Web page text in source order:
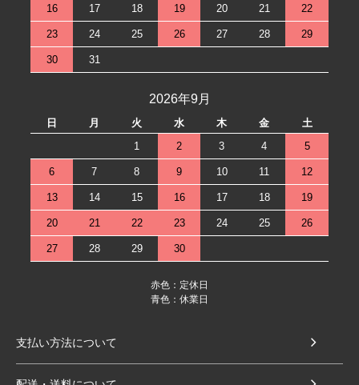
16 17 18 19 20 21 22
23 24 25 26 27 28 29
30 31
2026年9月
日 月 火 水 木 金
土
1
2 3 4 5
6 7 8 9 10 11 12
13 14 15 16 17 18 19
20 21 22 23 24 25 26
27 28 29 30
赤色：定休日
青色：休業日
支払い方法について